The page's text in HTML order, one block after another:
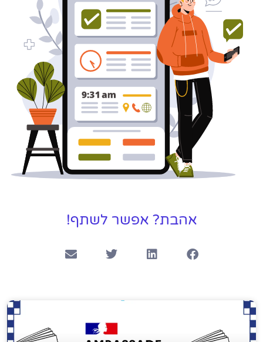
אהבת? אפשר לשתף!